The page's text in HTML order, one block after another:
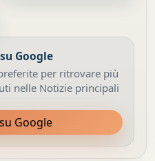
Google
per ritrovare più
nelle Notizie principali
Google